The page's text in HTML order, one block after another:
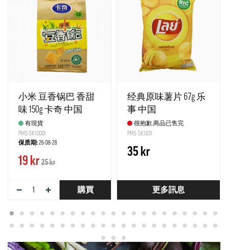
小米 豆香锅巴 香甜
味 150g 卡奇 中国
有現貨
PMS-SK10001
保质期:26-08-28
19 kr25 kr
− + 購買
经典原味薯片 67g 乐
事 中国
很抱歉,商品已售完
PMS-SK1831
35 kr
更多訊息